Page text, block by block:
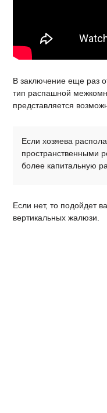
В заключение еще раз
тип распашной
представляется
Если хозяева
пространственными
более капитальную
Если нет, то подойдет
вертикальных жалюзи.